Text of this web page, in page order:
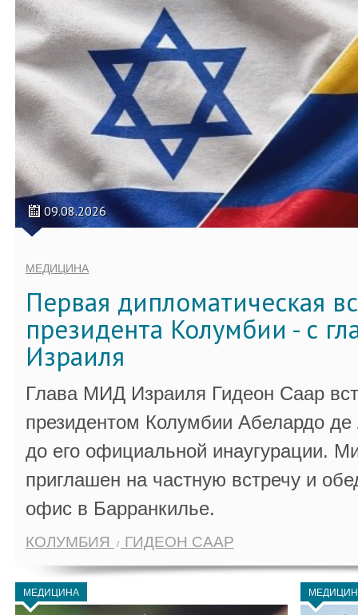
09.08.2026
МЕДИЦИНА
Первая дипломатическая
президента Колумбии - с
Израиля
Глава МИД Израиля Гидеон Саар
президентом Колумбии Абелардо
до его официальной инаугурации.
приглашен на частную встречу и
офис в Барранкилье.
КОЛУМБИЯ ГИДЕОН СААР
МЕДИЦИНА